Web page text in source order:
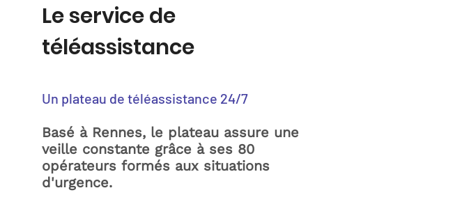
Le service de
téléassistance
Un plateau de téléassistance 24/7
Basé à Rennes, le plateau assure une
veille constante grâce à ses 80
opérateurs formés aux situations
d'urgence.